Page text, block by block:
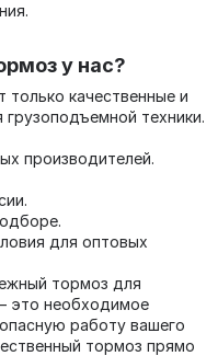
у нас?
только качественные и
техники.
производителей.
для оптовых
тормоз для
это необходимое
работу вашего
тормоз прямо